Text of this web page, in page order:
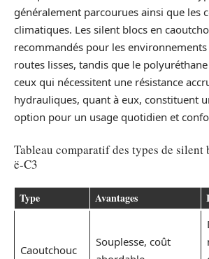
généralement parcourues ainsi que les
climatiques. Les silent blocs en
recommandés pour les
routes lisses, tandis que le
ceux qui nécessitent une résistance
hydrauliques, quant à eux, constituent
option pour un usage quotidien et
Tableau comparatif des types de
ë-C3
Type Avantages
Caoutchouc
Souplesse, coût